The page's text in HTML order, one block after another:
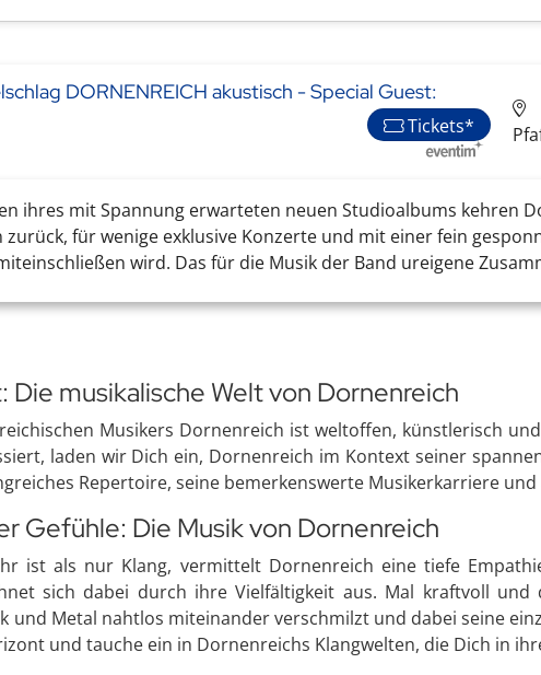
DORNENREICH akustisch - Special Guest:
Tickets*
ihres mit Spannung erwarteten neuen Studioalbums kehren
für wenige exklusive Konzerte und mit einer fein
wird. Das für die Musik der Band ureigene
Die musikalische Welt von Dornenreich
Musikers Dornenreich ist weltoffen, künstlerisch
laden wir Dich ein, Dornenreich im Kontext seiner
Repertoire, seine bemerkenswerte Musikerkarriere
Gefühle: Die Musik von Dornenreich
ist als nur Klang, vermittelt Dornenreich eine tiefe
sich dabei durch ihre Vielfältigkeit aus. Mal kraftvoll
und Metal nahtlos miteinander verschmilzt und dabei seine
und tauche ein in Dornenreichs Klangwelten, die Dich in